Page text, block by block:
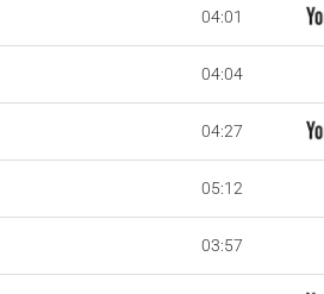
04:01
04:04
04:27
05:12
03:57